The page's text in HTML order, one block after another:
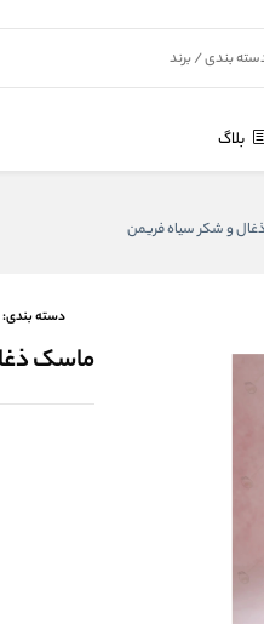
بلاگ
و شکر سیاه فریمن
دسته بندی:
ماسک